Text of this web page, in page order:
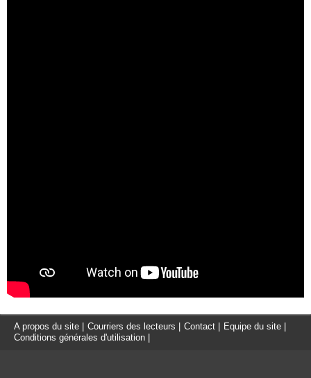
A propos du site Courriers des lecteurs Contact Equipe du site
Conditions générales d'utilisation